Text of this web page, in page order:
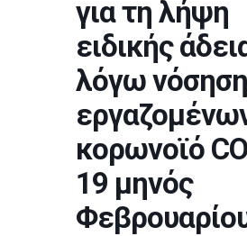
για τη λήψη
ειδικής
λόγω
κορωνοϊό
19 μηνός